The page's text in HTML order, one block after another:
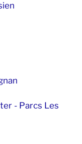
- Parcs Les